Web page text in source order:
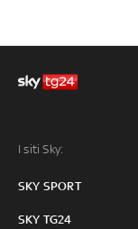
I siti Sky:
SKY SPORT
SKY TG24